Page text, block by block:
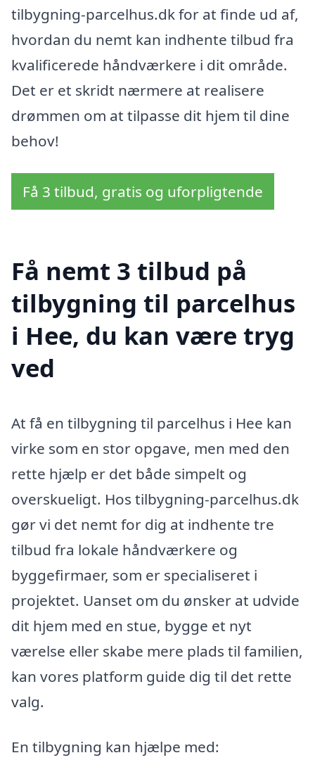
tilbygning-parcelhus.dk for at finde ud af,
hvordan du nemt kan indhente tilbud fra
kvalificerede håndværkere i dit område.
Det er et skridt nærmere at realisere
drømmen om at tilpasse dit hjem til dine
behov!
Få 3 tilbud, gratis og uforpligtende
Få nemt 3 tilbud på
tilbygning til parcelhus
i Hee, du kan være tryg
ved
At få en tilbygning til parcelhus i Hee kan
virke som en stor opgave, men med den
rette hjælp er det både simpelt og
overskueligt. Hos tilbygning-parcelhus.dk
gør vi det nemt for dig at indhente tre
tilbud fra lokale håndværkere og
byggefirmaer, som er specialiseret i
projektet. Uanset om du ønsker at udvide
dit hjem med en stue, bygge et nyt
værelse eller skabe mere plads til familien,
kan vores platform guide dig til det rette
valg.
En tilbygning kan hjælpe med: